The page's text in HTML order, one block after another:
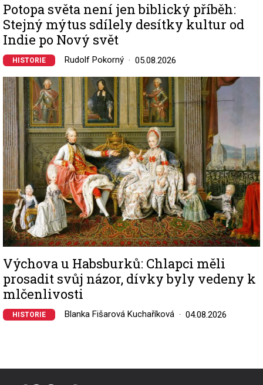
Potopa světa není jen biblický příběh:
Stejný mýtus sdílely desítky kultur od
Indie po Nový svět
HISTORIE Rudolf Pokorný 05.08.2026
Image
Výchova u Habsburků: Chlapci měli
prosadit svůj názor, dívky byly vedeny k
mlčenlivosti
HISTORIE Blanka Fišarová Kuchaříková 04.08.2026